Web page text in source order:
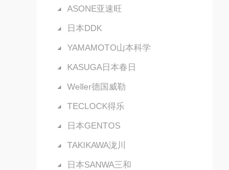
ASONE亚速旺
日本DDK
YAMAMOTO山本科学
KASUGA日本春日
Weller德国威勒
TECLOCK得乐
日本GENTOS
TAKIKAWA泷川
日本SANWA三和